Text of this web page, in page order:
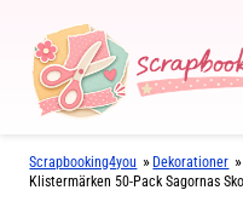
Scrapbooking4you » Dekorationer »
Klistermärken 50-Pack Sagornas